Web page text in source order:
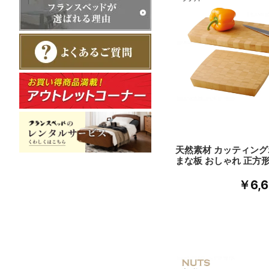
天然素材 カッティン
まな板 おしゃれ 正方
￥